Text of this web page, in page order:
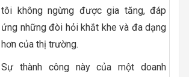
tôi không ngừng được gia tăng, đáp
ứng những đòi hỏi khắt khe và đa dạng
hơn của thị trường.
Sự thành công này của một doanh